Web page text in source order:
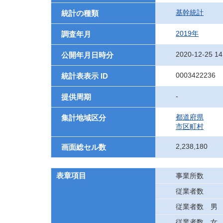
統計の種類 基幹統計
調査年月 2019年
公開年月日時分 2020-12-25
統計表表示 ID 0003422236
提供周期 -
集計地域区分
都道府県
市区町村
画面総セル数 2,238,180
表章項目
事業所数
従業者数
従業者数 男